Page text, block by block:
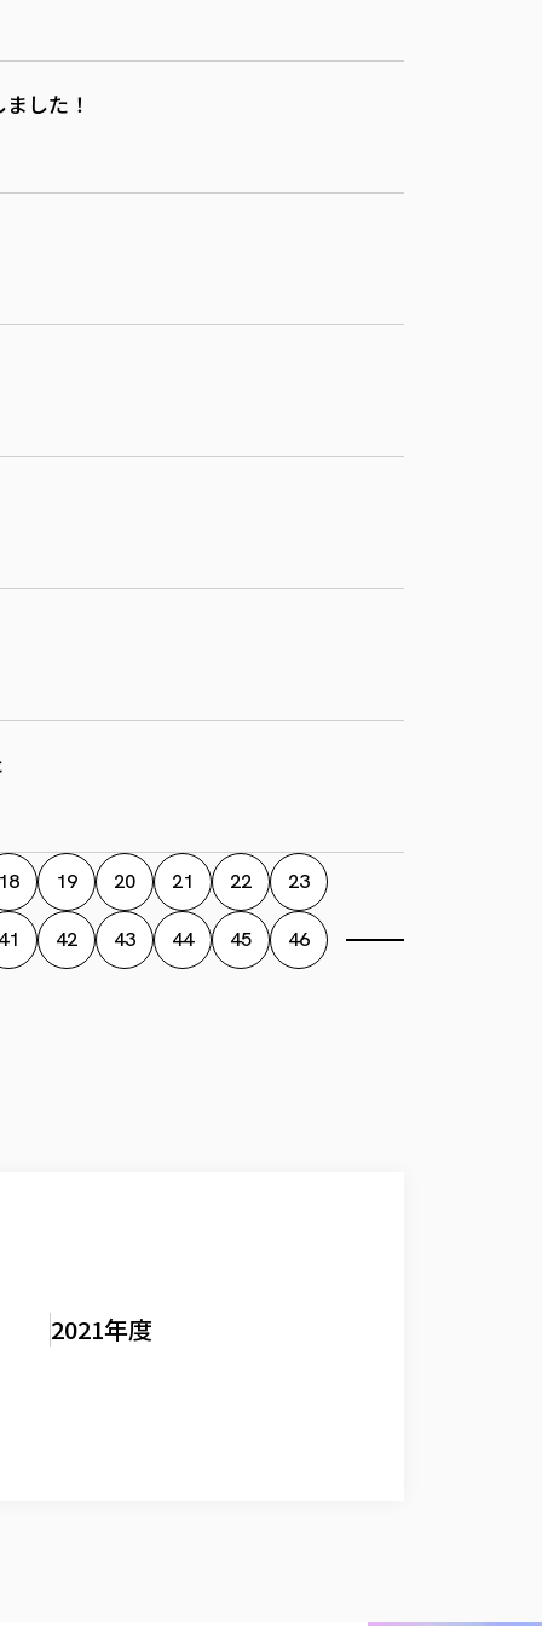
した！
19 20 21 22 23
42 43 44 45 46
2021年度